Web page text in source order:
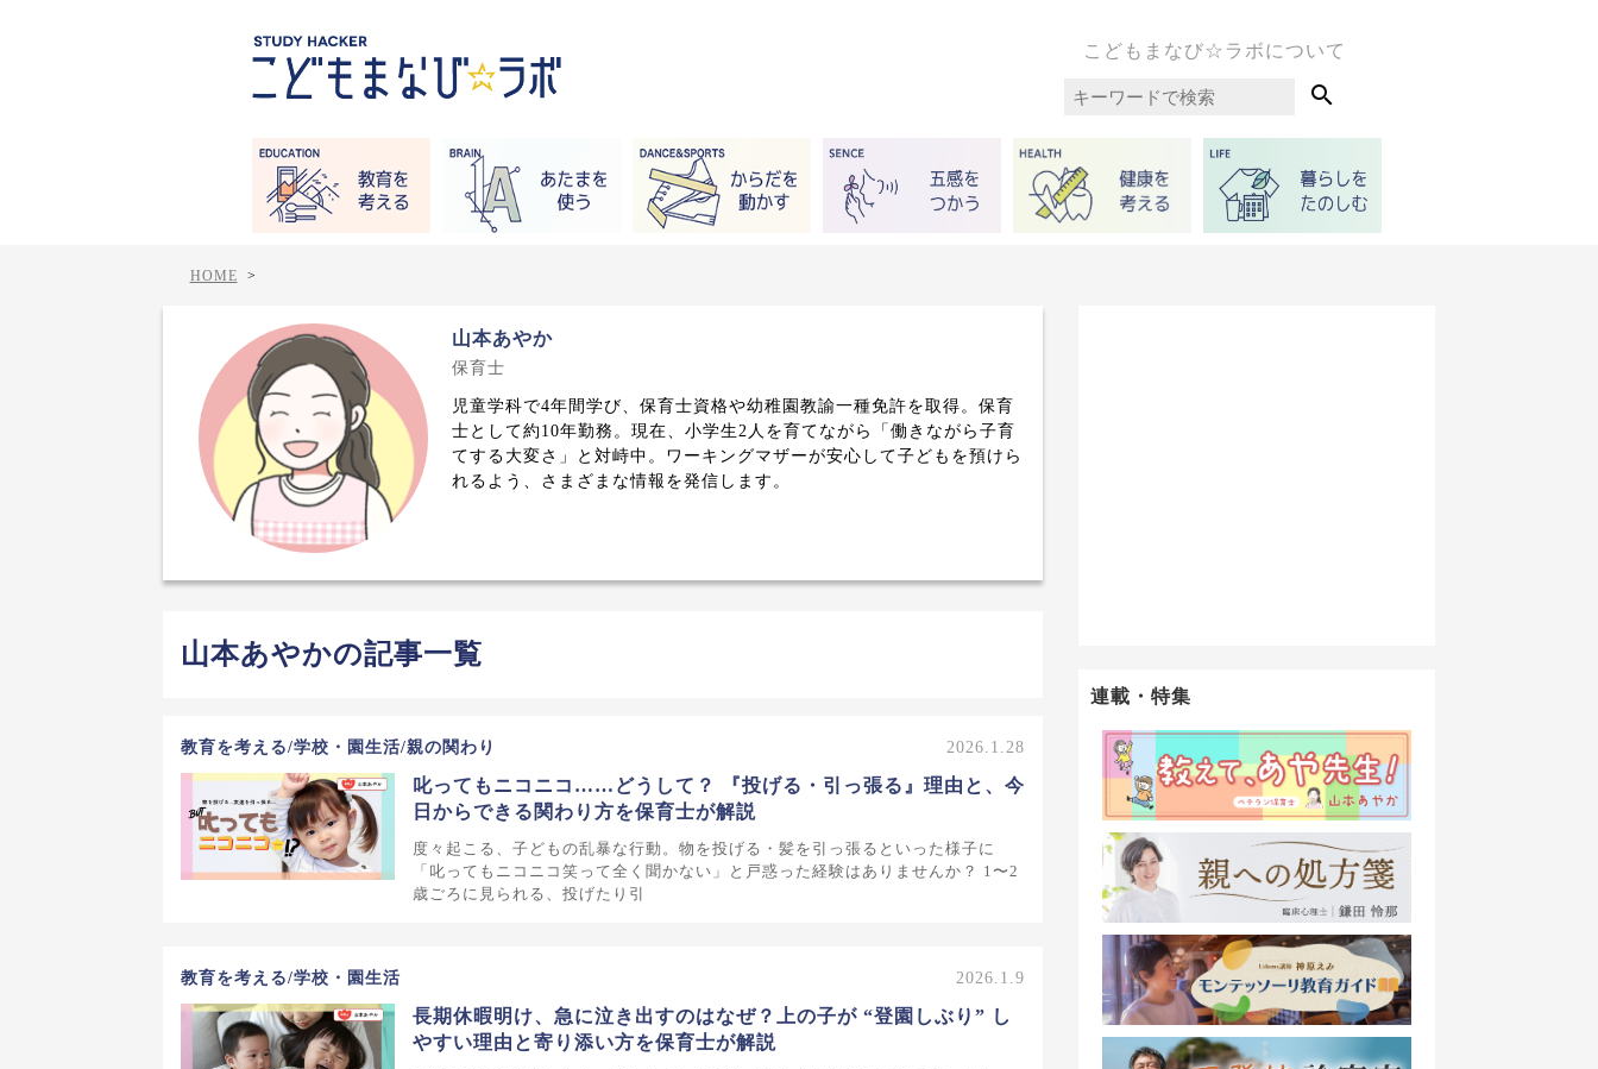
こどもまなび☆ラボについて

HOME >
山本あやか
保育士
児童学科で4年間学び、保育士資格や幼稚園教諭一種免許を取得。保育
士として約10年勤務。現在、小学生2人を育てながら「働きながら子育
てする大変さ」と対峙中。ワーキングマザーが安心して子どもを預けら
れるよう、さまざまな情報を発信します。
山本あやかの記事一覧
教育を考える/学校・園生活/親の関わり 2026.1.28
叱ってもニコニコ……どうして？ 『投げる・引っ張る』理由と、今
日からできる関わり方を保育士が解説
度々起こる、子どもの乱暴な行動。物を投げる・髪を引っ張るといった様子に
「叱ってもニコニコ笑って全く聞かない」と戸惑った経験はありませんか？ 1〜2
歳ごろに見られる、投げたり引
教育を考える/学校・園生活 2026.1.9
長期休暇明け、急に泣き出すのはなぜ？上の子が “登園しぶり” し
やすい理由と寄り添い方を保育士が解説
連載・特集